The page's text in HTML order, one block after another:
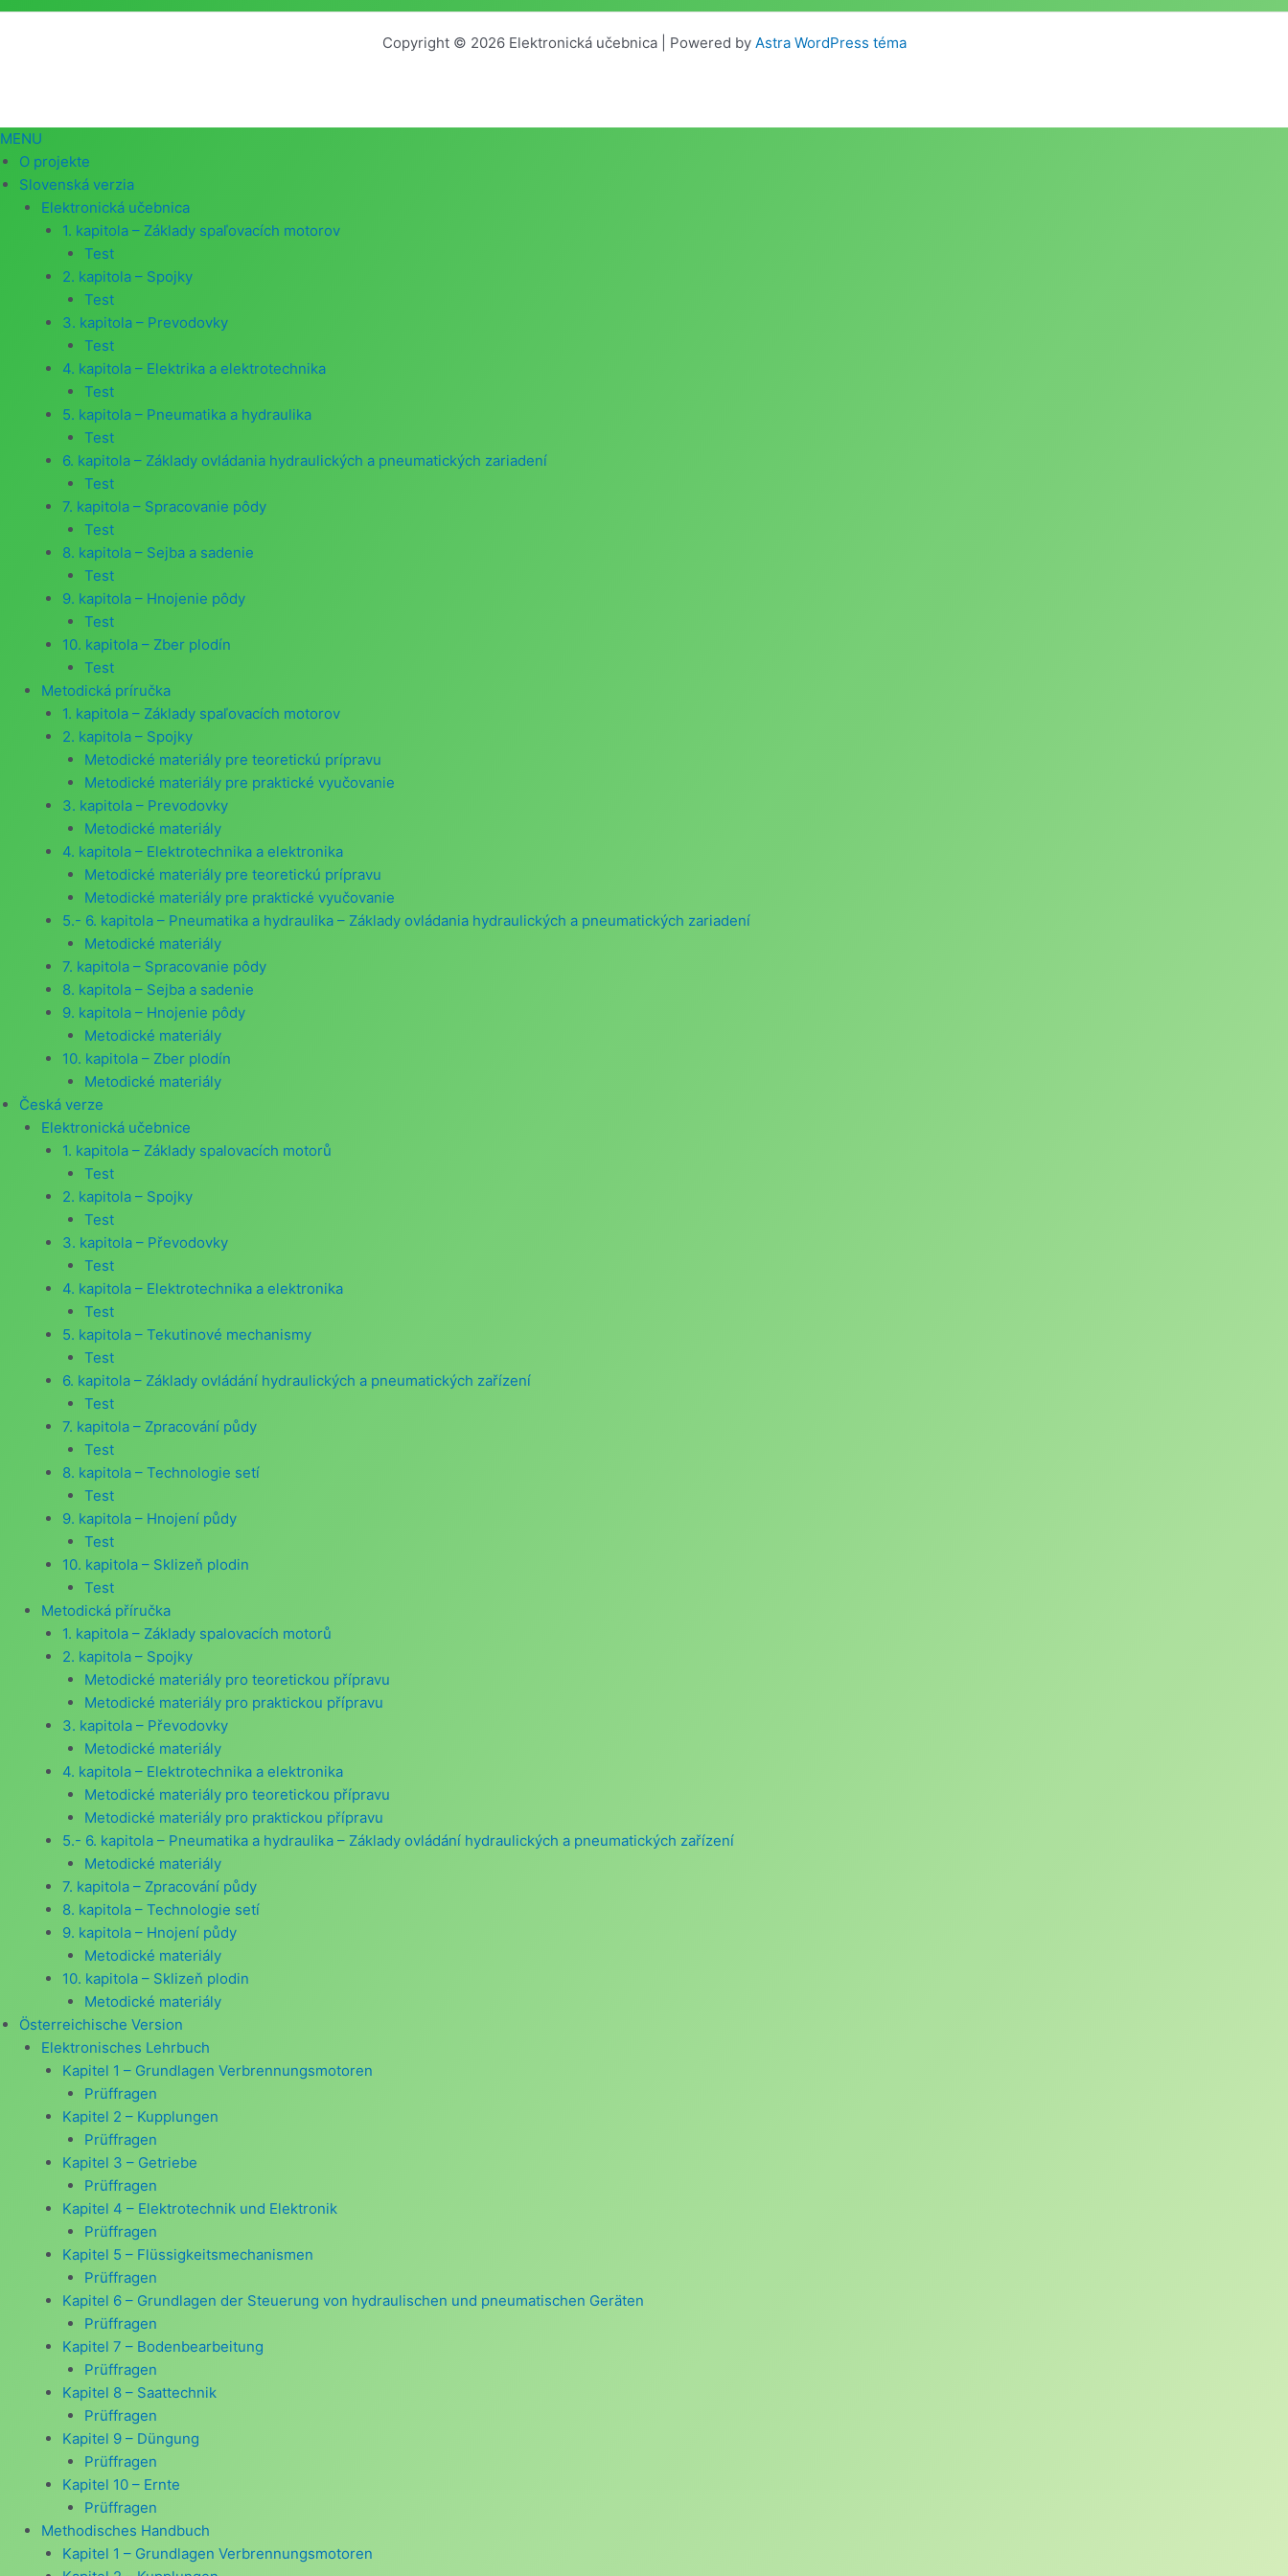
Copyright © 2026 Elektronická učebnica | Powered by Astra WordPress téma
MENU
O projekte
Slovenská verzia
Elektronická učebnica
1. kapitola – Základy spaľovacích motorov
Test
2. kapitola – Spojky
Test
3. kapitola – Prevodovky
Test
4. kapitola – Elektrika a elektrotechnika
Test
5. kapitola – Pneumatika a hydraulika
Test
6. kapitola – Základy ovládania hydraulických a pneumatických zariadení
Test
7. kapitola – Spracovanie pôdy
Test
8. kapitola – Sejba a sadenie
Test
9. kapitola – Hnojenie pôdy
Test
10. kapitola – Zber plodín
Test
Metodická príručka
1. kapitola – Základy spaľovacích motorov
2. kapitola – Spojky
Metodické materiály pre teoretickú prípravu
Metodické materiály pre praktické vyučovanie
3. kapitola – Prevodovky
Metodické materiály
4. kapitola – Elektrotechnika a elektronika
Metodické materiály pre teoretickú prípravu
Metodické materiály pre praktické vyučovanie
5.- 6. kapitola – Pneumatika a hydraulika – Základy ovládania hydraulických a pneumatických zariadení
Metodické materiály
7. kapitola – Spracovanie pôdy
8. kapitola – Sejba a sadenie
9. kapitola – Hnojenie pôdy
Metodické materiály
10. kapitola – Zber plodín
Metodické materiály
Česká verze
Elektronická učebnice
1. kapitola – Základy spalovacích motorů
Test
2. kapitola – Spojky
Test
3. kapitola – Převodovky
Test
4. kapitola – Elektrotechnika a elektronika
Test
5. kapitola – Tekutinové mechanismy
Test
6. kapitola – Základy ovládání hydraulických a pneumatických zařízení
Test
7. kapitola – Zpracování půdy
Test
8. kapitola – Technologie setí
Test
9. kapitola – Hnojení půdy
Test
10. kapitola – Sklizeň plodin
Test
Metodická příručka
1. kapitola – Základy spalovacích motorů
2. kapitola – Spojky
Metodické materiály pro teoretickou přípravu
Metodické materiály pro praktickou přípravu
3. kapitola – Převodovky
Metodické materiály
4. kapitola – Elektrotechnika a elektronika
Metodické materiály pro teoretickou přípravu
Metodické materiály pro praktickou přípravu
5.- 6. kapitola – Pneumatika a hydraulika – Základy ovládání hydraulických a pneumatických zařízení
Metodické materiály
7. kapitola – Zpracování půdy
8. kapitola – Technologie setí
9. kapitola – Hnojení půdy
Metodické materiály
10. kapitola – Sklizeň plodin
Metodické materiály
Österreichische Version
Elektronisches Lehrbuch
Kapitel 1 – Grundlagen Verbrennungsmotoren
Prüffragen
Kapitel 2 – Kupplungen
Prüffragen
Kapitel 3 – Getriebe
Prüffragen
Kapitel 4 – Elektrotechnik und Elektronik
Prüffragen
Kapitel 5 – Flüssigkeitsmechanismen
Prüffragen
Kapitel 6 – Grundlagen der Steuerung von hydraulischen und pneumatischen Geräten
Prüffragen
Kapitel 7 – Bodenbearbeitung
Prüffragen
Kapitel 8 – Saattechnik
Prüffragen
Kapitel 9 – Düngung
Prüffragen
Kapitel 10 – Ernte
Prüffragen
Methodisches Handbuch
Kapitel 1 – Grundlagen Verbrennungsmotoren